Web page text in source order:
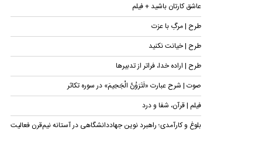
عاشق کارتان باشید + فیلم
طرح | مرگِ با عزت
طرح | خیانت نکنید
طرح | اراده خدا، فراتر از تدبیرها
صوت | شرح عبارت «لَتَرَوُنَّ الْجَحِیمَ» در سوره تکاثر
فیلم | قرآن، شفا و درد
بلوغ و کارآمدی؛ راهبرد نوین جهاددانشگاهی در آستانه نیم‌قرن فعالیت